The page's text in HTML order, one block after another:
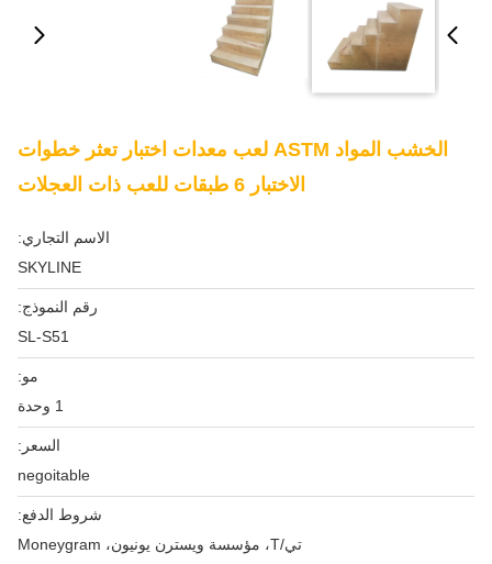
الخشب المواد ASTM لعب معدات اختبار تعثر خطوات
الاختبار 6 طبقات للعب ذات العجلات
الاسم التجاري:
SKYLINE
رقم النموذج:
SL-S51
مو:
السعر:
negoitable
شروط الدفع:
تي/T، مؤسسة ويسترن يونيون، Moneygram